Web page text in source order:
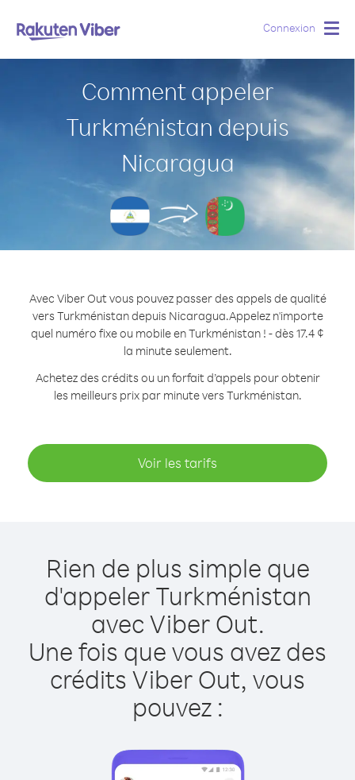
Connexion
Comment appeler
Turkménistan depuis
Nicaragua
Avec Viber Out vous pouvez passer des appels de qualité
vers Turkménistan depuis Nicaragua.Appelez n'importe
quel numéro fixe ou mobile en Turkménistan ! - dès 17.4 ¢
la minute seulement.
Achetez des crédits ou un forfait d’appels pour obtenir
les meilleurs prix par minute vers Turkménistan.
Voir les tarifs
Rien de plus simple que
d'appeler Turkménistan
avec Viber Out.
Une fois que vous avez des
crédits Viber Out, vous
pouvez :